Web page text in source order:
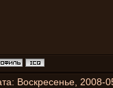
Воскресенье,